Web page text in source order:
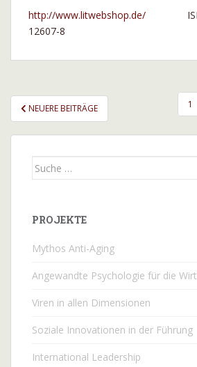
http://www.litwebshop.de/ ISBN:
12607-8
DER
BEITRÄGE
NEUERE BEITRÄGE 1
Suche
PROJEKTE
Mythos Anti-Aging
Angewandte Psychologie für die
Viren in allen Dimensionen
Soziale Innovationen in der Führung
International Leadership